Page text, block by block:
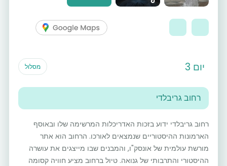
יום 3 מסלול
רחוב גריבלדי
רחוב גריבלדי ידוע בזכות האדריכלות המרשימה שלו ובאוסף
הארמונות ההיסטוריים שנמצאים לאורכו. הרחוב הוא אתר
מורשת עולמית של אונסק"ו, והמבנים שבו מייצגים את עושרה
ההיסטורי והתרבותי של גנואה. טיול ברחוב מציע חוויה קסומה